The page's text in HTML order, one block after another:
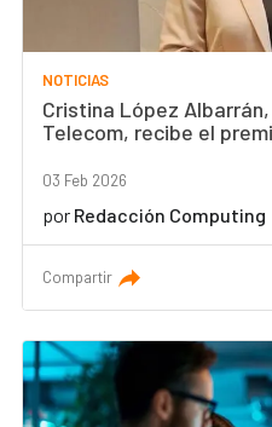
NOTICIAS
Cristina López
Telecom, recibe el
03 Feb 2026
por Redacción Computing
Compartir